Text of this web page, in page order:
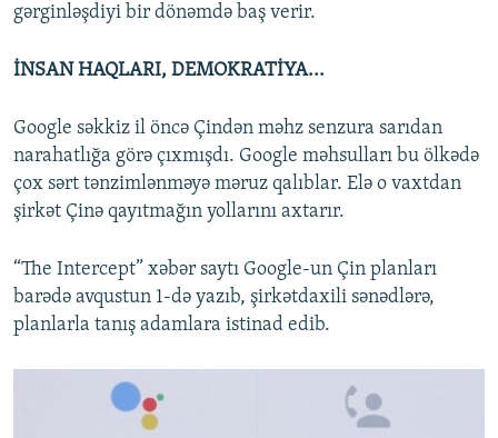
gərginləşdiyi bir dönəmdə baş verir.
İNSAN HAQLARI, DEMOKRATİYA...
Google səkkiz il öncə Çindən məhz senzura sarıdan
narahatlığa görə çıxmışdı. Google məhsulları bu ölkədə
çox sərt tənzimlənməyə məruz qalıblar. Elə o vaxtdan
şirkət Çinə qayıtmağın yollarını axtarır.
“The Intercept” xəbər saytı Google-un Çin planları
barədə avqustun 1-də yazıb, şirkətdaxili sənədlərə,
planlarla tanış adamlara istinad edib.